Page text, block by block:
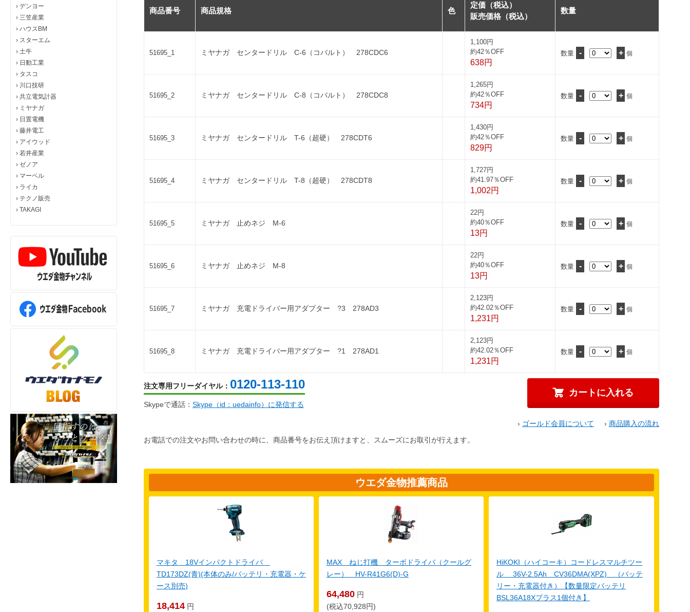
› デンヨー
› 三笠産業
› ハウスBM
› スターエム
› 土牛
› 日動工業
› タスコ
› 川口技研
› 共立電気計器
› ミヤナガ
› 日置電機
› 藤井電工
› アイウッド
› 若井産業
› ゼノア
› マーベル
› ライカ
› テクノ販売
› TAKAGI
商品番号 商品規格 色
定価（税込）
販売価格（税込）
数量
51695_1 ミヤナガ センタードリル C-6（コバルト） 278CDC6
1,100円
約42％OFF
638円
数量 - + 個
51695_2 ミヤナガ センタードリル C-8（コバルト） 278CDC8
1,265円
約42％OFF
734円
数量 - + 個
51695_3 ミヤナガ センタードリル T-6（超硬） 278CDT6
1,430円
約42％OFF
829円
数量 - + 個
51695_4 ミヤナガ センタードリル T-8（超硬） 278CDT8
1,727円
約41.97％OFF
1,002円
数量 - + 個
51695_5 ミヤナガ 止めネジ M-6
22円
約40％OFF
13円
数量 - + 個
51695_6 ミヤナガ 止めネジ M-8
22円
約40％OFF
13円
数量 - + 個
51695_7 ミヤナガ 充電ドライバー用アダプター ?3 278AD3
2,123円
約42.02％OFF
1,231円
数量 - + 個
51695_8 ミヤナガ 充電ドライバー用アダプター ?1 278AD1
2,123円
約42.02％OFF
1,231円
数量 - + 個
› ゴールド会員について › 商品購入の流れ
注文専用フリーダイヤル： 0120-113-110
Skypeで通話： Skype（id：uedainfo）に発信する
お電話での注文やお問い合わせの時に、商品番号をお伝え頂けますと、スムーズにお取引が行えます。
ウエダ金物推薦商品
マキタ 18Vインパクトドライバ
TD173DZ(青)(本体のみ/バッテリ・充電器・ケ
ース別売)
18,414 円
MAX ねじ打機 ターボドライバ（クールグ
レー） HV-R41G6(D)-G
64,480 円
(税込70,928円)
HiKOKI（ハイコーキ）コードレスマルチツー
ル 36V-2.5Ah CV36DMA(XPZ) （バッテ
リー・充電器付き）【数量限定バッテリ
BSL36A18Xプラス1個付き】